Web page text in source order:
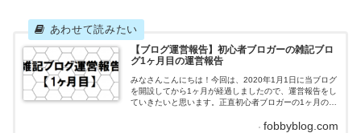
【ブログ運営報告】初心者ブロガーの雑記ブロ
グ1ヶ月目の運営報告
みなさんこんにちは！今回は、2020年1月1日に当ブログ
を開設してから1ヶ月が経過しましたので、運営報告をし
ていきたいと思います。正直初心者ブロガーの1ヶ月の運
が、ありのままの情報を見せることにより、他の初心者
fobbyblog.com